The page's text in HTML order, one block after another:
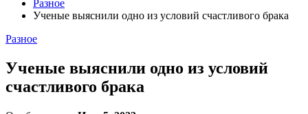
Разное
Ученые выяснили одно из условий счастливого брака
Разное
Ученые выяснили одно из условий
счастливого брака